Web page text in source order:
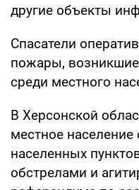
другие объекты
Спасатели
пожары,
среди местного
В Херсонской
местное
населенных
обстрелами и